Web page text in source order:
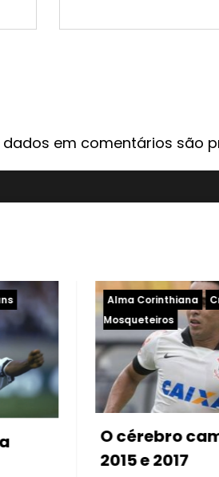
em comentários são
em
Alma Corinthiana
Craques